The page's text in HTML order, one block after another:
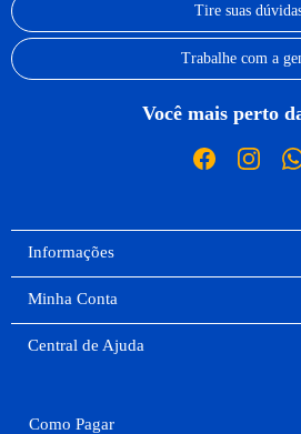
Tire suas
Trabalhe com a
Você mais perto
Informações
Minha Conta
Central de Ajuda
Como Pagar